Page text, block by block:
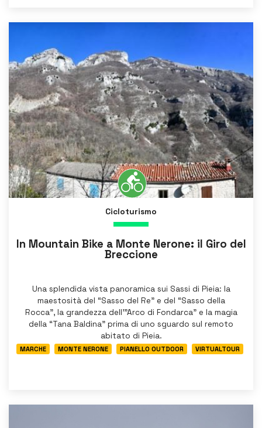
Cicloturismo
In Mountain Bike a Monte Nerone: il Giro del
Breccione
Una splendida vista panoramica sui Sassi di Pieia: la
maestosità del “Sasso del Re” e del “Sasso della
Rocca”, la grandezza dell'”Arco di Fondarca” e la magia
della “Tana Baldina” prima di uno sguardo sul remoto
abitato di Pieia.
MARCHE MONTE NERONE PIANELLO OUTDOOR VIRTUALTOUR